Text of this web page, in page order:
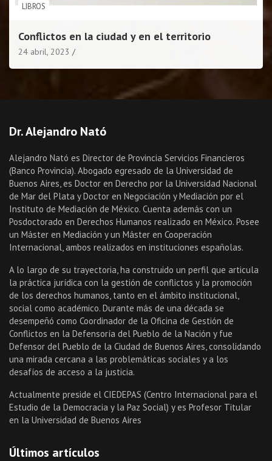
LIBROS
Conflictos en la ciudad y en el territorio
24 abril, 2023
Dr. Alejandro Nató
Alejandro Nató es Director de Provincia Servicios Financieros
(Banco Provincia). Abogado egresado de la Universidad de
Buenos Aires, es Doctor en Derecho por la Universidad Nacional
de Mar del Plata y Doctor en Negociación y Mediación por el
Instituto de Mediación de México. Cuenta además con un
Posdoctorado en Derechos Humanos realizado en México. Posee
un Máster en Mediación y un Máster en Cooperación
Internacional, ambos realizados en instituciones españolas.
A lo largo de su trayectoria, ha construido un perfil que articula
la práctica jurídica con la gestión de conflictos y la promoción
de los derechos humanos, tanto en el ámbito institucional,
social como académico. Durante más de una década se
desempeñó como Coordinador de la Oficina de Gestión de
Conflictos en la Defensoría del Pueblo de la Nación y fue
Defensor del Pueblo de la Ciudad de Buenos Aires, consolidando
una mirada cercana a las problemáticas sociales y a los
desafíos de acceso a la justicia.
Actualmente preside el CIEDEPAS (Centro Internacional para el
Estudio de la Democracia y la Paz Social) y es Profesor Titular
en la Universidad de Buenos Aires
Últimos artículos